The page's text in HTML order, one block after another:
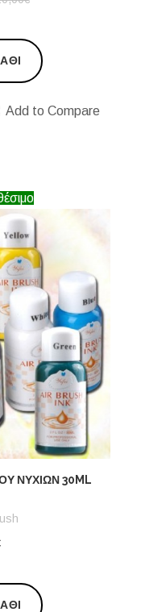
Add to Compare
ΝΥΧΙΏΝ 30ML